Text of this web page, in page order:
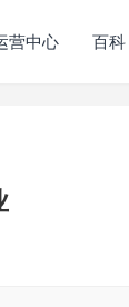
营中心 百科